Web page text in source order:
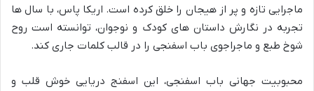
ماجرایی تازه و پر از هیجان را خلق کرده است. اریکا پاس، با سال ها
تجربه در نگارش داستان های کودک و نوجوان، توانسته است روح
شوخ طبع و ماجراجوی باب اسفنجی را در قالب کلمات جاری کند.
محبوبیت جهانی باب اسفنجی، این اسفنج دریایی خوش قلب و